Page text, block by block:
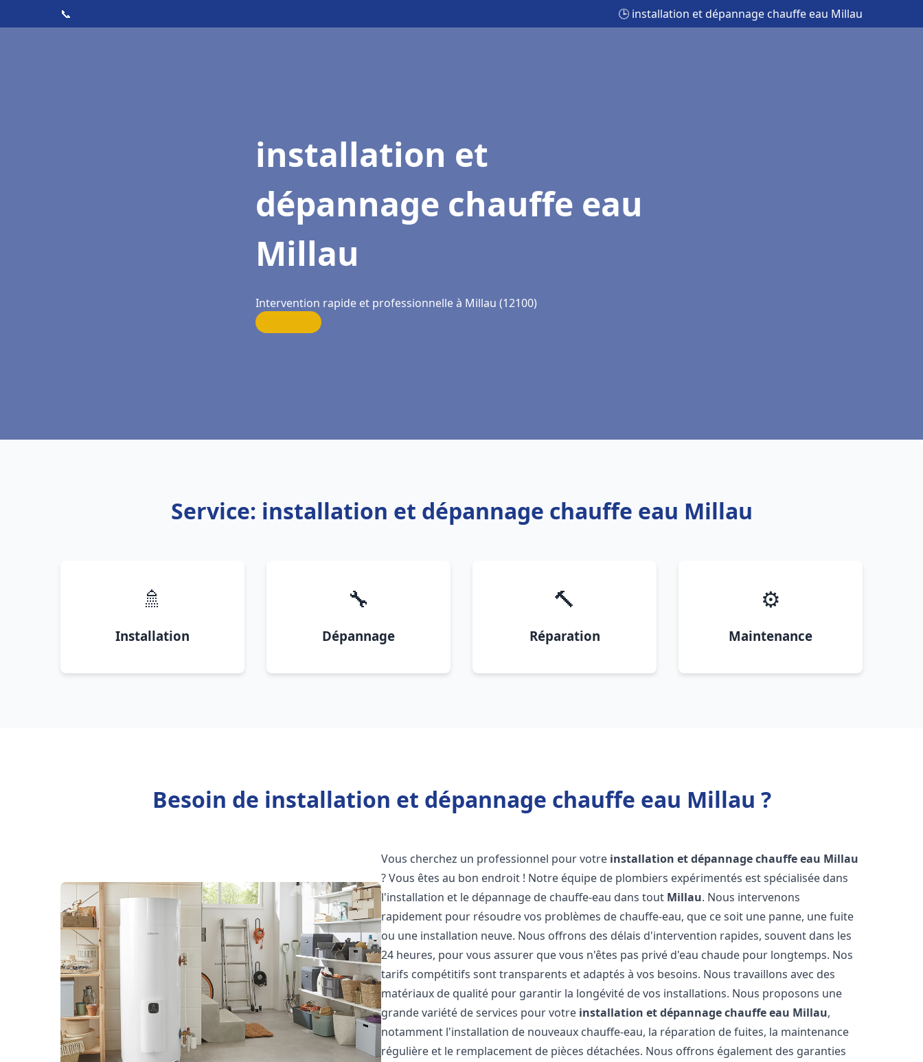
📞 🕒 installation et dépannage chauffe eau Millau
installation et
dépannage chauffe eau
Millau
Intervention rapide et professionnelle à Millau (12100)
Service: installation et dépannage chauffe eau Millau
🚿
Installation
🔧
Dépannage
🔨
Réparation
⚙️
Maintenance
Besoin de installation et dépannage chauffe eau Millau ?
Vous cherchez un professionnel pour votre installation et dépannage chauffe eau Millau
? Vous êtes au bon endroit ! Notre équipe de plombiers expérimentés est spécialisée dans
l'installation et le dépannage de chauffe-eau dans tout Millau. Nous intervenons
rapidement pour résoudre vos problèmes de chauffe-eau, que ce soit une panne, une fuite
ou une installation neuve. Nous offrons des délais d'intervention rapides, souvent dans les
24 heures, pour vous assurer que vous n'êtes pas privé d'eau chaude pour longtemps. Nos
tarifs compétitifs sont transparents et adaptés à vos besoins. Nous travaillons avec des
matériaux de qualité pour garantir la longévité de vos installations. Nous proposons une
grande variété de services pour votre installation et dépannage chauffe eau Millau,
notamment l'installation de nouveaux chauffe-eau, la réparation de fuites, la maintenance
régulière et le remplacement de pièces détachées. Nous offrons également des garanties